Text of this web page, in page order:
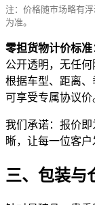
注：价格随市场略有
为准。
零担货物计价标准
公开透明，无任
根据车型、距离、
可享受专属协议价
我们承诺：报价
晰，让每一位客户
三、包装与